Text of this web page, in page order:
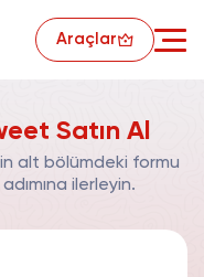
Araçlar
Satın Al
alt bölümdeki formu
ilerleyin.